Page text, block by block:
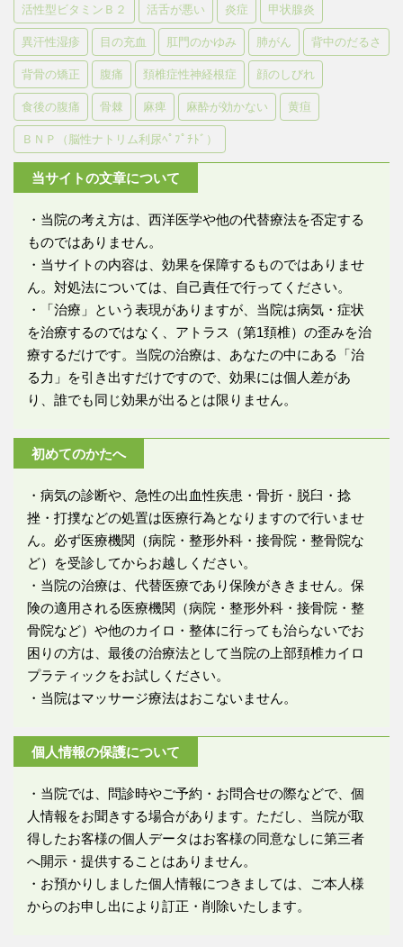
活性型ビタミンＢ２ 活舌が悪い 炎症 甲状腺炎
異汗性湿疹 目の充血 肛門のかゆみ 肺がん 背中のだるさ
背骨の矯正 腹痛 頚椎症性神経根症 顔のしびれ
食後の腹痛 骨棘 麻痺 麻酔が効かない 黄疸
ＢＮＰ（脳性ナトリム利尿ﾍﾟﾌﾟﾁﾄﾞ）
当サイトの文章について
・当院の考え方は、西洋医学や他の代替療法を否定する
ものではありません。
・当サイトの内容は、効果を保障するものではありませ
ん。対処法については、自己責任で行ってください。
・「治療」という表現がありますが、当院は病気・症状
を治療するのではなく、アトラス（第1頚椎）の歪みを治
療するだけです。当院の治療は、あなたの中にある「治
る力」を引き出すだけですので、効果には個人差があ
り、誰でも同じ効果が出るとは限りません。
初めてのかたへ
・病気の診断や、急性の出血性疾患・骨折・脱臼・捻
挫・打撲などの処置は医療行為となりますので行いませ
ん。必ず医療機関（病院・整形外科・接骨院・整骨院な
ど）を受診してからお越しください。
・当院の治療は、代替医療であり保険がききません。保
険の適用される医療機関（病院・整形外科・接骨院・整
骨院など）や他のカイロ・整体に行っても治らないでお
困りの方は、最後の治療法として当院の上部頚椎カイロ
プラティックをお試しください。
・当院はマッサージ療法はおこないません。
個人情報の保護について
・当院では、問診時やご予約・お問合せの際などで、個
人情報をお聞きする場合があります。ただし、当院が取
得したお客様の個人データはお客様の同意なしに第三者
へ開示・提供することはありません。
・お預かりしました個人情報につきましては、ご本人様
からのお申し出により訂正・削除いたします。